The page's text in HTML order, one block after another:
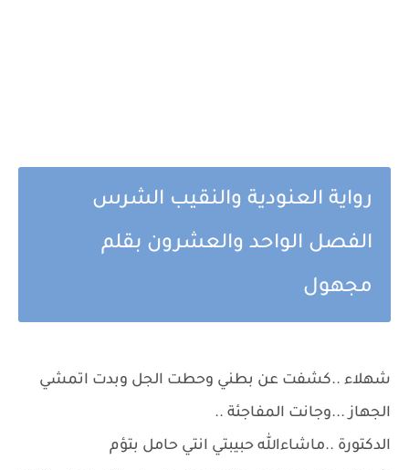
رواية العنودية والنقيب الشرس
الفصل الواحد والعشرون بقلم
مجهول
شهلاء ..كشفت عن بطني وحطت الجل وبدت اتمشي
الجهاز ...وجانت المفاجئة ..
الدكتورة ..ماشاءالله حبيبتي انتي حامل بتؤم